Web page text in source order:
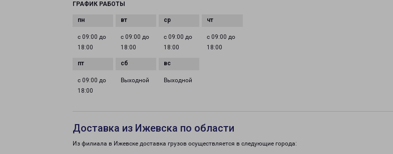
ГРАФИК РАБОТЫ
с 09:00 до
18:00
с 09:00 до
18:00
с 09:00 до
18:00
с 09:00 до
18:00
с 09:00 до
18:00
Выходной Выходной
Доставка из Ижевска по области
Из филиала в Ижевске доставка грузов осуществляется в следующие города: